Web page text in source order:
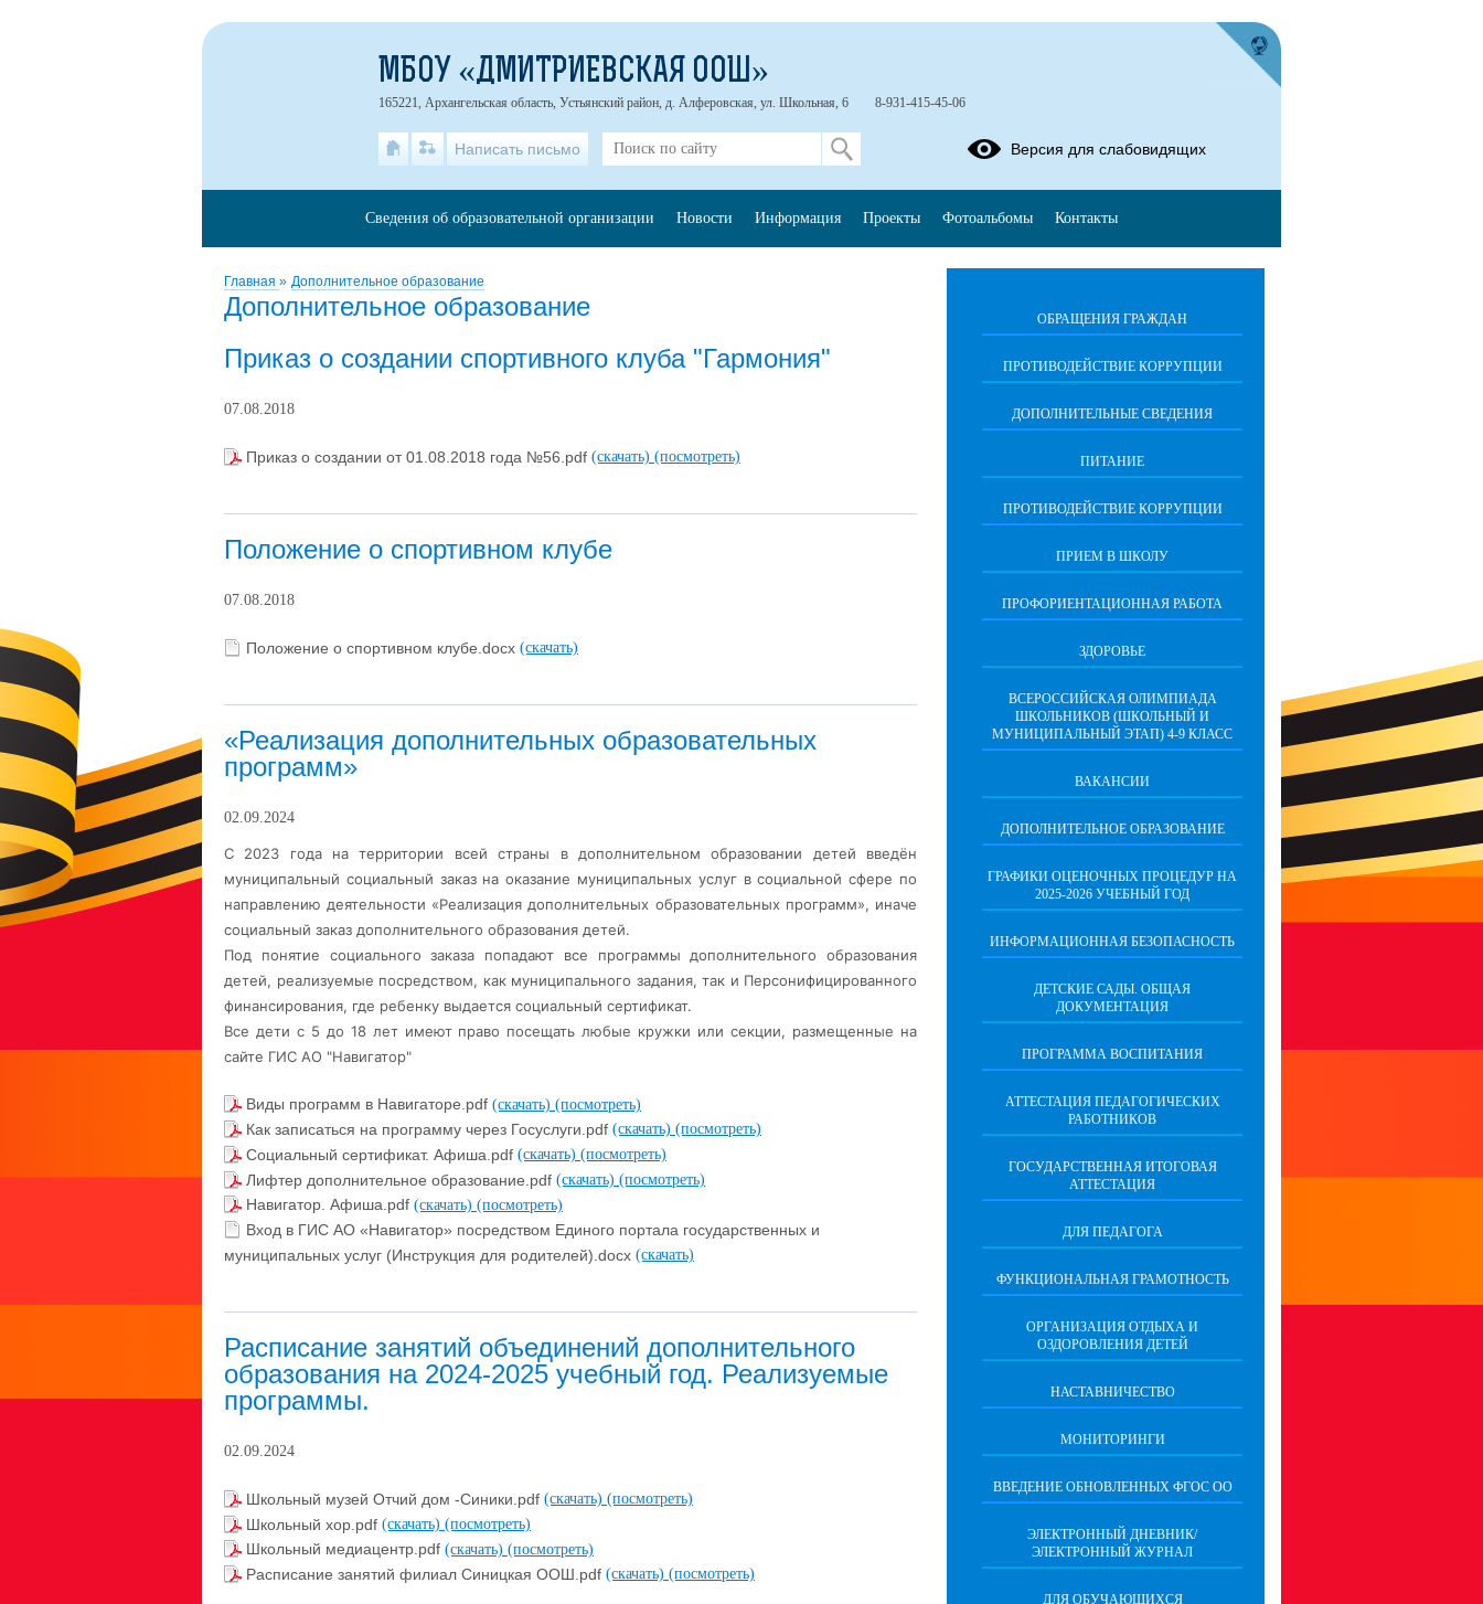
Главная » Дополнительное образование
Дополнительное образование
Приказ о создании спортивного клуба "Гармония"
07.08.2018
Приказ о создании от 01.08.2018 года №56.pdf (скачать) (посмотреть)
Положение о спортивном клубе
07.08.2018
Положение о спортивном клубе.docx (скачать)
«Реализация дополнительных образовательных
программ»
02.09.2024
С 2023 года на территории всей страны в дополнительном образовании детей введён
муниципальный социальный заказ на оказание муниципальных услуг в социальной сфере по
направлению деятельности «Реализация дополнительных образовательных программ», иначе
социальный заказ дополнительного образования детей.
Под понятие социального заказа попадают все программы дополнительного образования
детей, реализуемые посредством, как муниципального задания, так и Персонифицированного
финансирования, где ребенку выдается социальный сертификат.
Все дети с 5 до 18 лет имеют право посещать любые кружки или секции, размещенные на
сайте ГИС АО "Навигатор"
Виды программ в Навигаторе.pdf (скачать) (посмотреть)
Как записаться на программу через Госуслуги.pdf (скачать) (посмотреть)
Социальный сертификат. Афиша.pdf (скачать) (посмотреть)
Лифтер дополнительное образование.pdf (скачать) (посмотреть)
Навигатор. Афиша.pdf (скачать) (посмотреть)
Вход в ГИС АО «Навигатор» посредством Единого портала государственных и
муниципальных услуг (Инструкция для родителей).docx (скачать)
Расписание занятий объединений дополнительного
образования на 2024-2025 учебный год. Реализуемые
программы.
02.09.2024
Школьный музей Отчий дом -Синики.pdf (скачать) (посмотреть)
Школьный хор.pdf (скачать) (посмотреть)
Школьный медиацентр.pdf (скачать) (посмотреть)
Расписание занятий филиал Синицкая ООШ.pdf (скачать) (посмотреть)
ОБРАЩЕНИЯ ГРАЖДАН
ПРОТИВОДЕЙСТВИЕ КОРРУПЦИИ
ДОПОЛНИТЕЛЬНЫЕ СВЕДЕНИЯ
ПИТАНИЕ
ПРОТИВОДЕЙСТВИЕ КОРРУПЦИИ
ПРИЕМ В ШКОЛУ
ПРОФОРИЕНТАЦИОННАЯ РАБОТА
ЗДОРОВЬЕ
ВСЕРОССИЙСКАЯ ОЛИМПИАДА
ШКОЛЬНИКОВ (ШКОЛЬНЫЙ И
МУНИЦИПАЛЬНЫЙ ЭТАП) 4-9 КЛАСС
ВАКАНСИИ
ДОПОЛНИТЕЛЬНОЕ ОБРАЗОВАНИЕ
ГРАФИКИ ОЦЕНОЧНЫХ ПРОЦЕДУР НА
2025-2026 УЧЕБНЫЙ ГОД
ИНФОРМАЦИОННАЯ БЕЗОПАСНОСТЬ
ДЕТСКИЕ САДЫ. ОБЩАЯ
ДОКУМЕНТАЦИЯ
ПРОГРАММА ВОСПИТАНИЯ
АТТЕСТАЦИЯ ПЕДАГОГИЧЕСКИХ
РАБОТНИКОВ
ГОСУДАРСТВЕННАЯ ИТОГОВАЯ
АТТЕСТАЦИЯ
ДЛЯ ПЕДАГОГА
ФУНКЦИОНАЛЬНАЯ ГРАМОТНОСТЬ
ОРГАНИЗАЦИЯ ОТДЫХА И
ОЗДОРОВЛЕНИЯ ДЕТЕЙ
НАСТАВНИЧЕСТВО
МОНИТОРИНГИ
ВВЕДЕНИЕ ОБНОВЛЕННЫХ ФГОС ОО
ЭЛЕКТРОННЫЙ ДНЕВНИК/
ЭЛЕКТРОННЫЙ ЖУРНАЛ
ДЛЯ ОБУЧАЮЩИХСЯ
МБОУ «ДМИТРИЕВСКАЯ ООШ»
165221, Архангельская область, Устьянский район, д. Алферовская, ул. Школьная, 6 8-931-415-45-06
Написать письмо Версия для слабовидящих
Сведения об образовательной организации Новости Информация Проекты Фотоальбомы Контакты